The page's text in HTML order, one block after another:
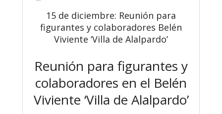
15 de diciembre: Reunión para
figurantes y colaboradores Belén
Viviente ‘Villa de Alalpardo’
Reunión para figurantes y
colaboradores en el Belén
Viviente ‘Villa de Alalpardo’